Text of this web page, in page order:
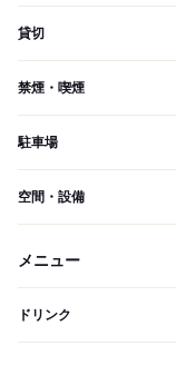
貸切
禁煙・喫煙
駐車場
空間・設備
メニュー
ドリンク